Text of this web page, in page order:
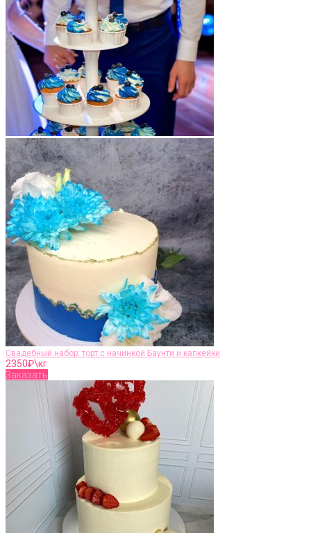
Свадебный набор: торт с начинкой Баунти и капкейки
2350₽\кг
Заказать